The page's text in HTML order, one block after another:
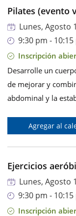
Pilates (evento
Lunes, Agosto
9:30 pm - 10:15
Inscripción
Desarrolle un
de mejorar y
abdominal y la
Agregar al
Ejercicios
Lunes, Agosto
9:30 pm - 10:15
Inscripción